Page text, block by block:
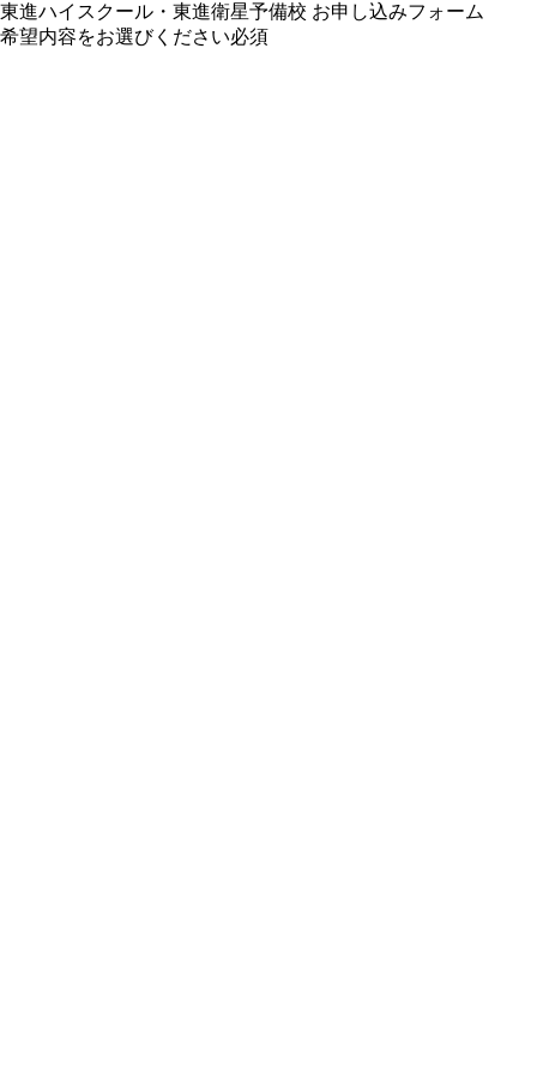
東進ハイスクール・東進衛星予備校 お申し込みフォーム
希望内容をお選びください必須